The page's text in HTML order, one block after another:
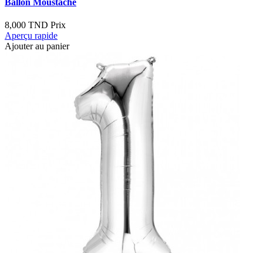
Ballon Moustache
8,000 TND Prix
Aperçu rapide
Ajouter au panier